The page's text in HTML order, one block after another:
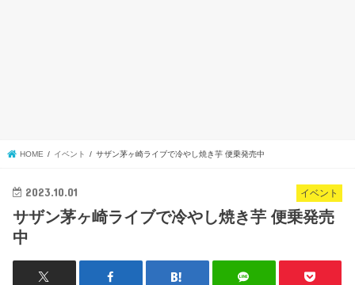
HOME イベント サザン茅ヶ崎ライブで冷やし焼き芋 便乗発売中
イベント
2023.10.01
サザン茅ヶ崎ライブで冷やし焼き芋 便乗発売
中